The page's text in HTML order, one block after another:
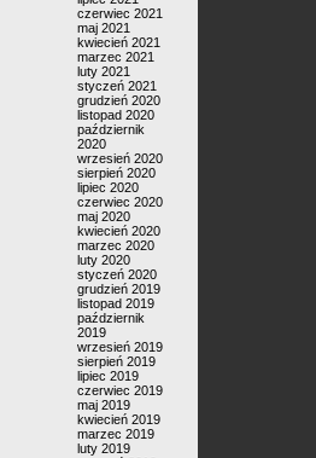
czerwiec 2021
maj 2021
kwiecień 2021
marzec 2021
luty 2021
styczeń 2021
grudzień 2020
listopad 2020
październik
2020
wrzesień 2020
sierpień 2020
lipiec 2020
czerwiec 2020
maj 2020
kwiecień 2020
marzec 2020
luty 2020
styczeń 2020
grudzień 2019
listopad 2019
październik
2019
wrzesień 2019
sierpień 2019
lipiec 2019
czerwiec 2019
maj 2019
kwiecień 2019
marzec 2019
luty 2019